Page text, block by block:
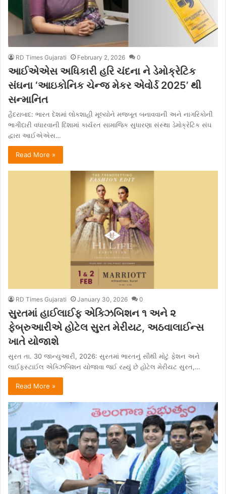
RD Times Gujarati February 2, 2026 0
આઈએએસ અધિકારી હરિ ચંદના ને ડેમોક્રેટિક
સંઘના ‘આઇકોનિક ચેન્જ મેકર એવોર્ડ 2025’ થી
સન્માનિત
હૈદરાબાદ: ભારત દેશમાં લોકશાહી મૂલ્યોને મજબૂત બનાવવાની અને નાગરિકોની
ભાગીદારી વધારવાની દિશામાં કાર્યરત સામાજિક સુધારણા સંસ્થા ડેમોક્રેટિક સંઘ
દ્વારા આઈએએસ…
Read More »
RD Times Gujarati January 30, 2026 0
સુરતમાં હાઈલાઈફ એક્ઝિબિશન ૧ અને ૨
ફેબ્રુઆરીએ હોટેલ સુરત મેરીયટ, અઠવાલાઈન્સ
ખાતે યોજાશે
સુરત તા. 30 જાન્યુઆરી, 2026: સુરતમાં ભારતનું સૌથી મોટું ફેશન અને
લાઈફસ્ટાઈલ એક્ઝિબિશન યોજાવા જઈ રહ્યું છે હોટેલ મેરીયટ સુરત,…
Read More »